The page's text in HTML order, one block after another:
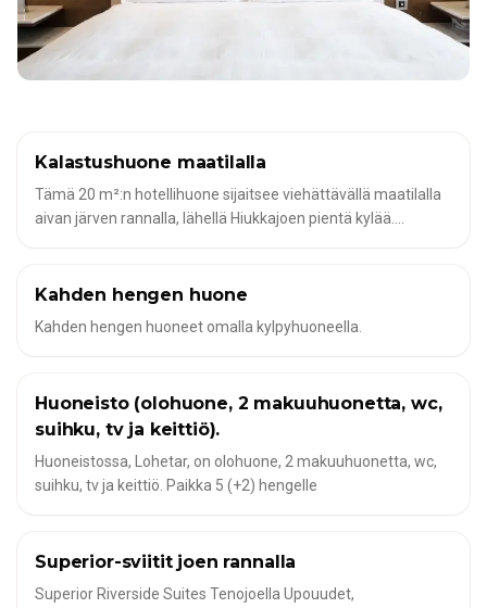
✦HOTELLIHUONEET JA MODERNIT HUONEISTOT KALASTAJILLE
Kalastushuone maatilalla
Tämä 20 m²:n hotellihuone sijaitsee viehättävällä maatilalla
aivan järven rannalla, lähellä Hiukkajoen pientä kylää.
saatavilla pyynnöstä, ja saunan voi varata lisäksi.
olevat fileointitilat. Täällä voi kalastaa haukea, ahventa, lohta
perhe- ja lemmikkiystävällinen - aito suomalainen kokemus
aivan veden äärellä!
✦HOTELLIHUONEET JA MODERNIT HUONEISTOT KALASTAJILLE
Kahden hengen huone
Kahden hengen huoneet omalla kylpyhuoneella.
✦HOTELLIHUONEET JA MODERNIT HUONEISTOT KALASTAJILLE
Huoneisto (olohuone, 2 makuuhuonetta, wc,
suihku, tv ja keittiö).
Huoneistossa, Lohetar, on olohuone, 2 makuuhuonetta, wc,
suihku, tv ja keittiö. Paikka 5 (+2) hengelle
✦HOTELLIHUONEET JA MODERNIT HUONEISTOT KALASTAJILLE
Superior-sviitit joen rannalla
Superior Riverside Suites Tenojoella Upouudet,